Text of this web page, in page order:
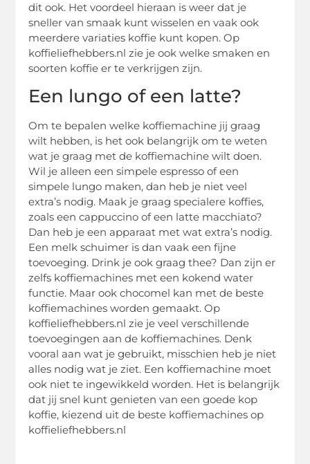
dit ook. Het voordeel hieraan is weer dat je
sneller van smaak kunt wisselen en vaak ook
meerdere variaties koffie kunt kopen. Op
koffieliefhebbers.nl zie je ook welke smaken en
soorten koffie er te verkrijgen zijn.
Een lungo of een latte?
Om te bepalen welke koffiemachine jij graag
wilt hebben, is het ook belangrijk om te weten
wat je graag met de koffiemachine wilt doen.
Wil je alleen een simpele espresso of een
simpele lungo maken, dan heb je niet veel
extra’s nodig. Maak je graag specialere koffies,
zoals een cappuccino of een latte macchiato?
Dan heb je een apparaat met wat extra’s nodig.
Een melk schuimer is dan vaak een fijne
toevoeging. Drink je ook graag thee? Dan zijn er
zelfs koffiemachines met een kokend water
functie. Maar ook chocomel kan met de beste
koffiemachines worden gemaakt. Op
koffieliefhebbers.nl zie je veel verschillende
toevoegingen aan de koffiemachines. Denk
vooral aan wat je gebruikt, misschien heb je niet
alles nodig wat je ziet. Een koffiemachine moet
ook niet te ingewikkeld worden. Het is belangrijk
dat jij snel kunt genieten van een goede kop
koffie, kiezend uit de beste koffiemachines op
koffieliefhebbers.nl